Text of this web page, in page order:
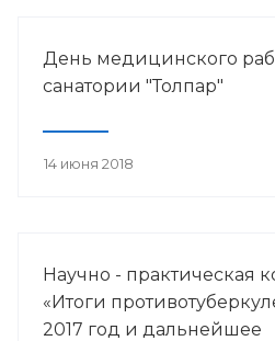
День медицинского
санатории "Толпар"
14 июня 2018
Научно - практическая
«Итоги
2017 год и дальнейшее